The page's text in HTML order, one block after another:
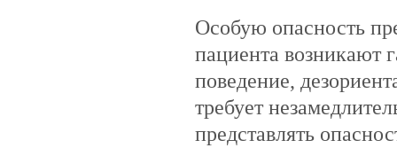
Особую опасность
пациента возникают
поведение,
требует
представлять